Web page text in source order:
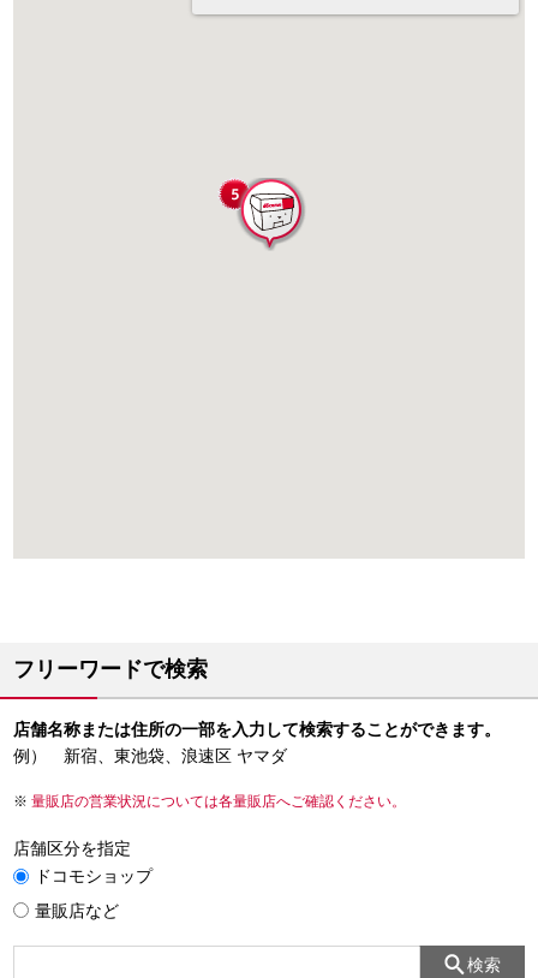
フリーワードで検索
店舗名称または住所の一部を入力して検索することができます。
例） 新宿、東池袋、浪速区 ヤマダ
量販店の営業状況については各量販店へご確認ください。
店舗区分を指定
ドコモショップ
量販店など
検索